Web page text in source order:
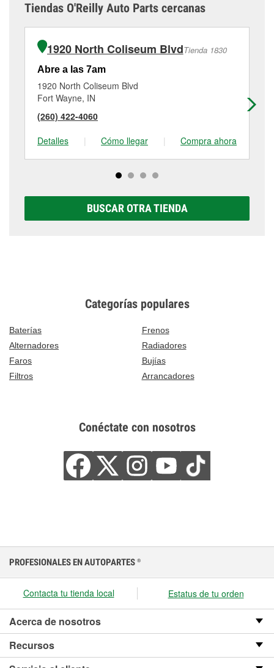
Tiendas O'Reilly Auto Parts cercanas
1920 North Coliseum BlvdTienda 1830
Abre a las 7am
1920 North Coliseum Blvd
Fort Wayne, IN
(260) 422-4060
Detalles
| Cómo llegar | Compra ahora
BUSCAR OTRA TIENDA
Categorías populares
Baterías
Frenos
Alternadores
Radiadores
Faros
Bujías
Filtros
Arrancadores
Conéctate con nosotros
PROFESIONALES EN AUTOPARTES ®
Contacta tu tienda local Estatus de tu orden
Acerca de nosotros
Recursos